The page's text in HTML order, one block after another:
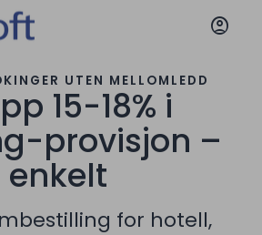
account_circle
UTEN MELLOMLEDD
15-18% i
provisjon –
enkelt
for hotell,